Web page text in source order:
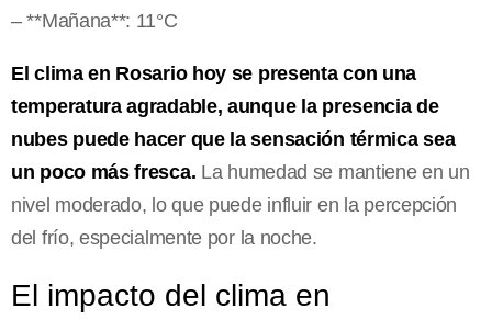
– **Mañana**: 11°C
El clima en Rosario hoy se presenta con una
temperatura agradable, aunque la presencia de
nubes puede hacer que la sensación térmica sea
un poco más fresca. La humedad se mantiene en un
nivel moderado, lo que puede influir en la percepción
del frío, especialmente por la noche.
El impacto del clima en